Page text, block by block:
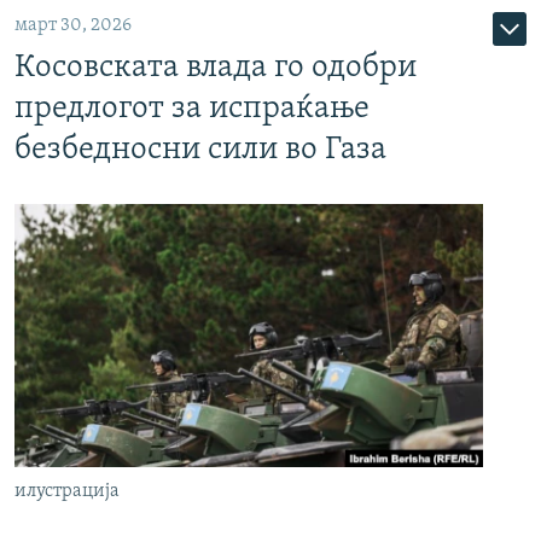
март 30, 2026
Косовската влада го одобри
предлогот за испраќање
безбедносни сили во Газа
илустрација